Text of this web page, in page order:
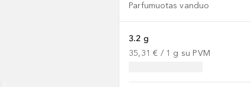
Parfumuotas vanduo
3.2 g
35,31 € / 1 g su PVM